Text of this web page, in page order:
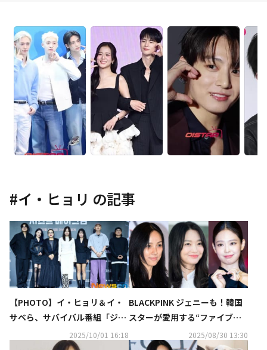
#イ・ヒョリ の記事
【PHOTO】イ・ヒョリ＆イ・
サベら、サバイバル番組「ジャ
ストメイクアップ」制作発表会
2025/10/01 16:18
BLACKPINK ジェニーも！韓国
スターが愛用する“ファイブフ
ィンガーシューズ”に注目
2025/08/30 13:30